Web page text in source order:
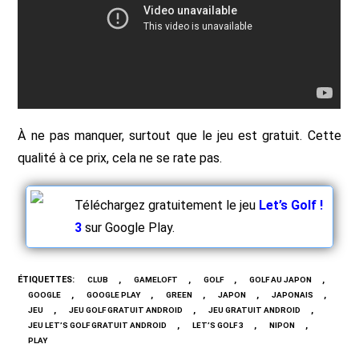
À ne pas manquer, surtout que le jeu est gratuit. Cette
qualité à ce prix, cela ne se rate pas.
Téléchargez gratuitement le jeu Let’s Golf !
3 sur Google Play.
ÉTIQUETTES: CLUB , GAMELOFT , GOLF , GOLF AU JAPON ,
GOOGLE , GOOGLE PLAY , GREEN , JAPON , JAPONAIS ,
JEU , JEU GOLF GRATUIT ANDROID , JEU GRATUIT ANDROID ,
JEU LET’S GOLF GRATUIT ANDROID , LET’S GOLF 3 , NIPON ,
PLAY